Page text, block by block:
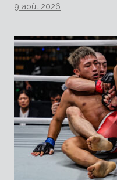
9 août 2026